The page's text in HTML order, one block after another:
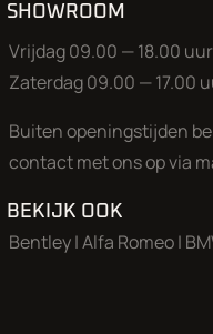
SHOWROOM
Vrijdag 09.00 — 18.00 uur
Zaterdag 09.00 — 17.00
Buiten openingstijden
contact met ons op via
BEKIJK OOK
Bentley|Alfa Romeo|